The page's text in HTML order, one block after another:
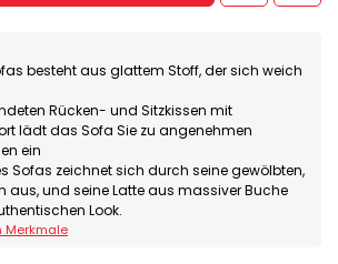
besteht aus glattem Stoff, der sich weich
Rücken- und Sitzkissen mit
lädt das Sofa Sie zu angenehmen
ein
Sofas zeichnet sich durch seine gewölbten,
aus, und seine Latte aus massiver Buche
Look.
Merkmale